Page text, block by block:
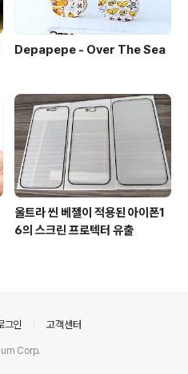
Depapepe - Over The Sea
울트라 씬 베젤이 적용된 아이폰1
6의 스크린 프로텍터 유출
그인 고객센터
Corp.